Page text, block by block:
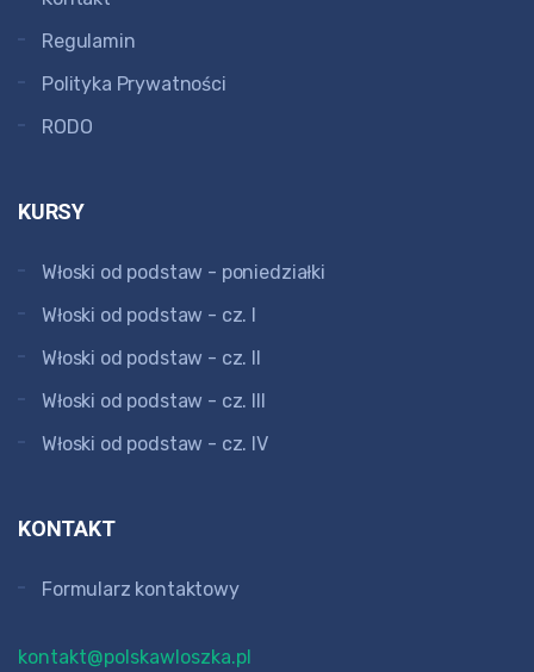
Regulamin
Polityka Prywatności
RODO
KURSY
Włoski od podstaw - poniedziałki
Włoski od podstaw - cz. I
Włoski od podstaw - cz. II
Włoski od podstaw - cz. III
Włoski od podstaw - cz. IV
KONTAKT
Formularz kontaktowy
kontakt@polskawloszka.pl